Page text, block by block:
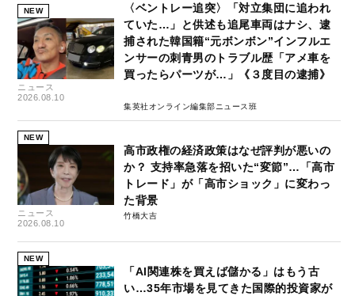
NEW
ニュース
2026.08.10
〈ベントレー追突〉「対立集団に追われ
ていた…」と供述も追尾車両はナシ、逮
捕された韓国籍“元ボンボン”インフルエ
ンサーの刺青男のトラブル歴「アメ車を
買ったらパーツが…」《３度目の逮捕》
集英社オンライン編集部ニュース班
NEW
ニュース
2026.08.10
高市政権の経済政策はなぜ評判が悪いの
か？ 支持率急落を招いた“変節”…「高市
トレード」が「高市ショック」に変わっ
た背景
竹橋大吉
NEW
「AI関連株を買えば儲かる」はもう古
い…35年市場を見てきた国際的投資家が